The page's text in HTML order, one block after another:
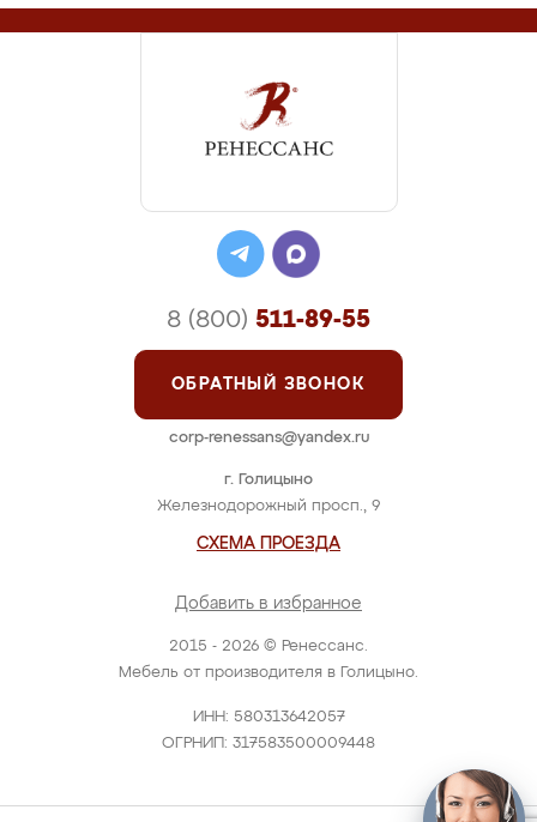
2015 - 2026 © Ренессанс.
Мебель от производителя в Голицыно.
ИНН: 580313642057
ОГРНИП: 317583500009448
г. Голицыно
Железнодорожный просп., 9
СХЕМА ПРОЕЗДА
Добавить в избранное
8 (800) 511-89-55
ОБРАТНЫЙ ЗВОНОК
corp-renessans@yandex.ru